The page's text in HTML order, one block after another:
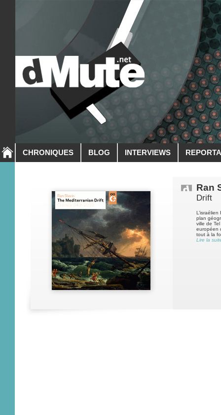
CHRONIQUES BLOG INTERVIEWS
Ran
Drift
plan
ville de
européen
tout à la
Lire la